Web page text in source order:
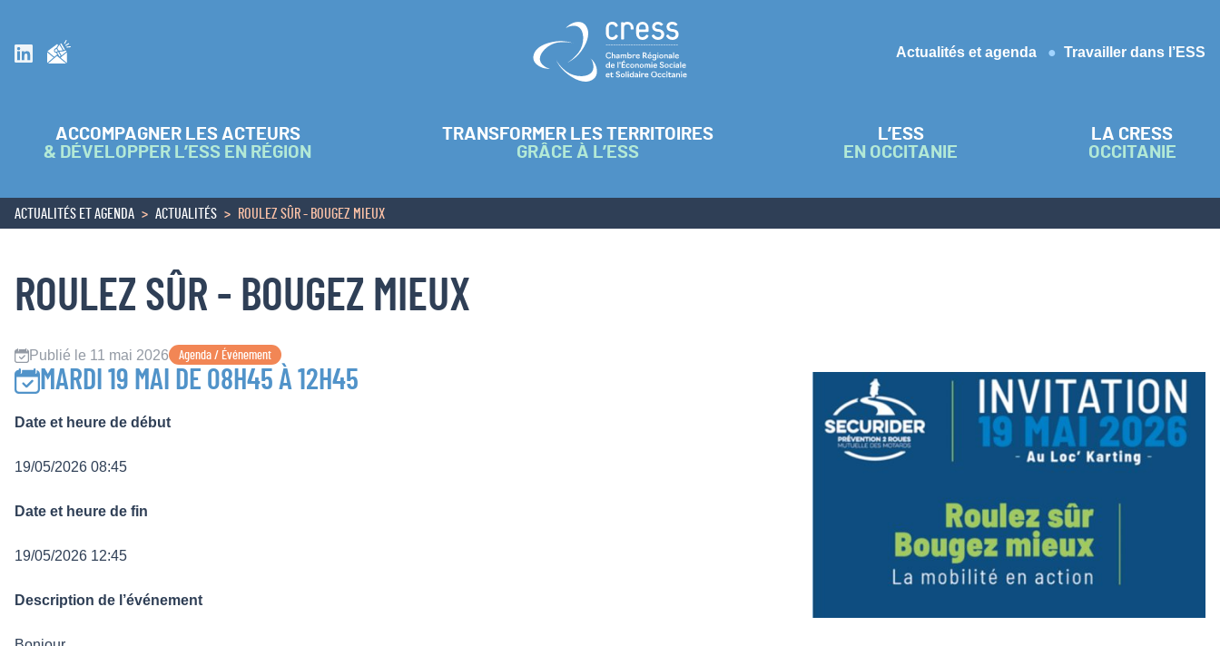
Suivez nous sur Linkedin
Retour à l'accueil
Actualités et agenda
Travailler dans l’ESS
ACCOMPAGNER LES ACTEURS
& DÉVELOPPER L’ESS EN RÉGION
TRANSFORMER LES TERRITOIRES
GRÂCE À L’ESS
L’ESS
EN OCCITANIE
LA CRESS
OCCITANIE
ACCUEIL
ACTUALITÉS ET AGENDA ACTUALITÉS ROULEZ SÛR - BOUGEZ MIEUX
ROULEZ SÛR - BOUGEZ MIEUX
Publié le 11 mai 2026 Agenda / Événement
MARDI 19 MAI DE 08H45 À 12H45
Date et heure de début
19/05/2026 08:45
Date et heure de fin
19/05/2026 12:45
Description de l’événement